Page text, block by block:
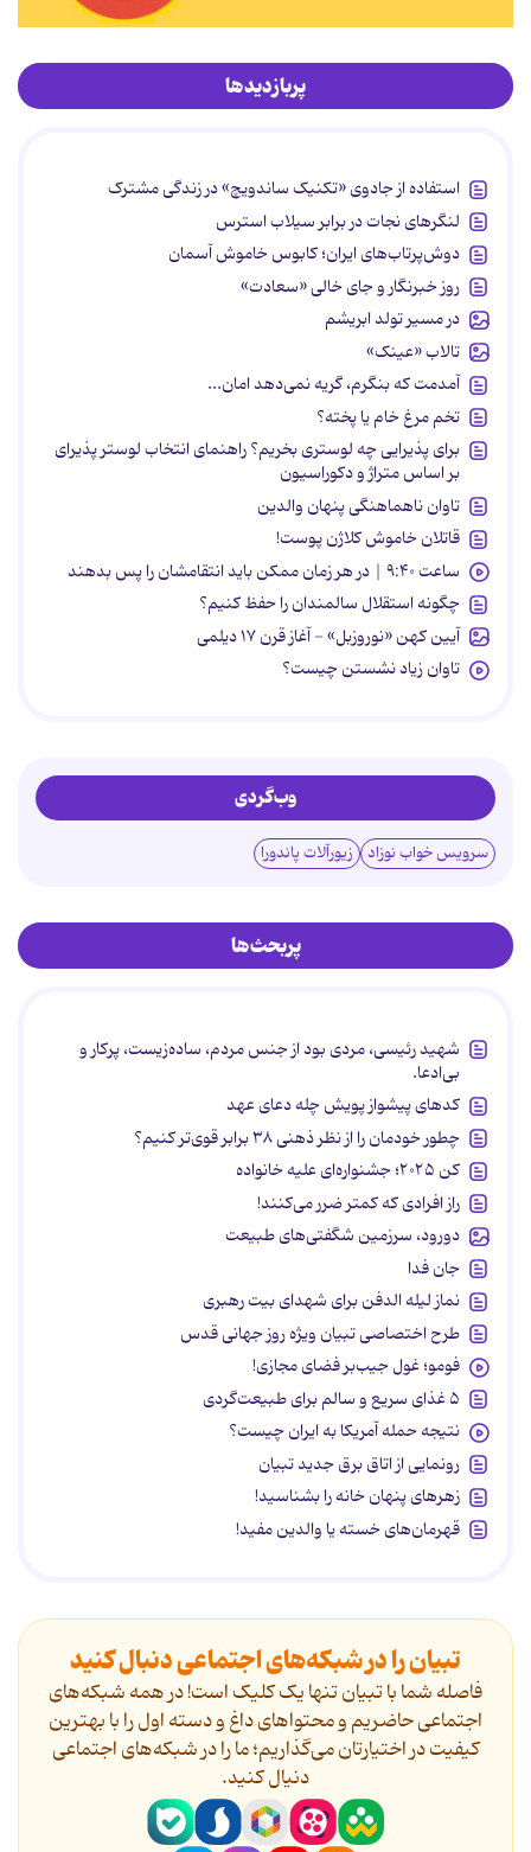
پربازدیدها
استفاده از جادوی «تکنیک ساندویچ» در زندگی مشترک
لنگرهای نجات در برابر سیلاب استرس
دوش‌پرتاب‌های ایران؛ کابوس خاموش آسمان
روز خبرنگار و جای خالی «سعادت»
در مسیر تولد ابریشم
تالاب «عینک»
آمدمت که بنگرم، گریه نمی‌دهد امان...
تخم مرغ خام یا پخته؟
برای پذیرایی چه لوستری بخریم؟ راهنمای انتخاب لوستر پذیرای
بر اساس متراژ و دکوراسیون
تاوان ناهماهنگی پنهان والدین
قاتلان خاموش کلاژن پوست!
ساعت ۹:۴۰ | در هر زمان ممکن باید انتقامشان را پس بدهند
چگونه استقلال سالمندان را حفظ کنیم؟
آیین کهن «نوروزبل» - آغاز قرن ۱۷ دیلمی
تاوان زیاد نشستن چیست؟
وب‌گردی
سرویس خواب نوزاد زیورآلات پاندورا
پربحث‌ها
شهید رئیسی، مردی بود از جنس مردم، ساده‌زیست، پرکار و
بی‌ادعا.
کدهای پیشواز پویش چله دعای عهد
چطور خودمان را از نظر ذهنی ۳۸ برابر قوی‌تر کنیم؟
کن ۲۰۲۵؛ جشنواره‌ای علیه خانواده
راز افرادی که کمتر ضرر می‌کنند!
دورود، سرزمین شگفتی‌های طبیعت
جان فدا
نماز لیله الدفن برای شهدای بیت رهبری
طرح اختصاصی تبیان ویژه روز جهانی قدس
فومو؛ غول جیب‌بر فضای مجازی!
۵ غذای سریع و سالم برای طبیعت‌گردی
نتیجه حمله آمریکا به ایران چیست؟
رونمایی از اتاق برق جدید تبیان
زهرهای پنهان خانه را بشناسید!
قهرمان‌های خسته یا والدین مفید!
تبیان را در شبکه‌های اجتماعی دنبال کنید
فاصله شما با تبیان تنها یک کلیک است! در همه شبکه‌های
اجتماعی حاضریم و محتواهای داغ و دسته اول را با بهترین
کیفیت در اختیارتان می‌گذاریم؛ ما را در شبکه‌های اجتماعی
دنیال کنید.